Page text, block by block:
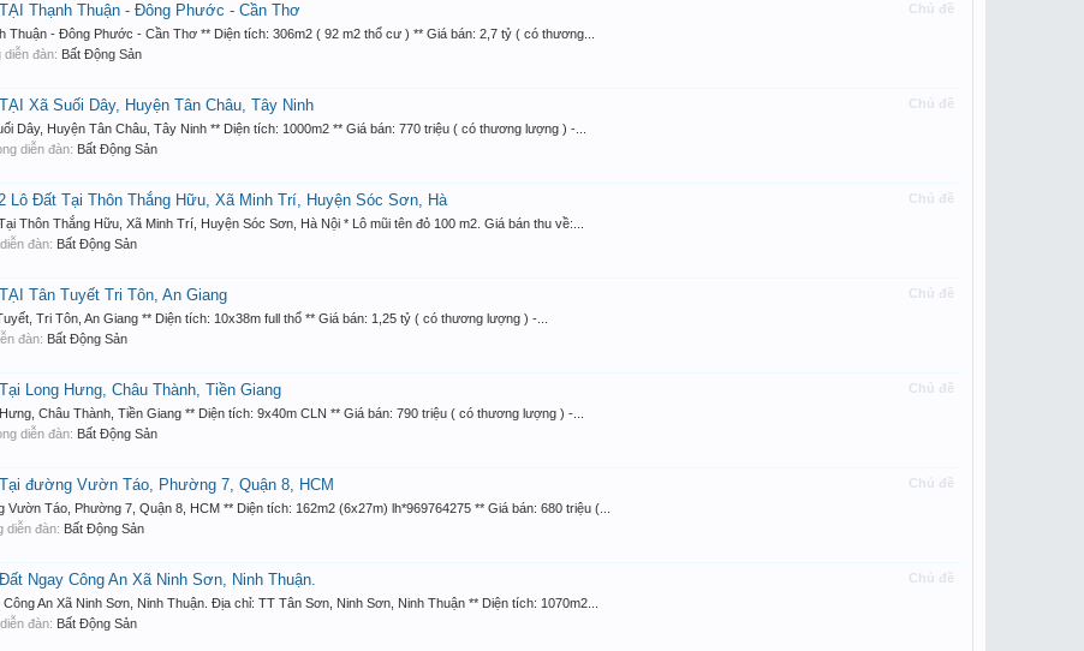
Chủ đề
Thạnh Thuận - Đông Phước - Cần Thơ
- Đông Phước - Cần Thơ ** Diện tích: 306m2 ( 92 m2 thổ cư ) ** Giá bán: 2,7 tỷ ( có thương...
diễn đàn: Bất Động Sản
Chủ đề
Xã Suối Dây, Huyện Tân Châu, Tây Ninh
Dây, Huyện Tân Châu, Tây Ninh ** Diện tích: 1000m2 ** Giá bán: 770 triệu ( có thương lượng ) -...
diễn đàn: Bất Động Sản
Chủ đề
Lô Đất Tại Thôn Thắng Hữu, Xã Minh Trí, Huyện Sóc Sơn, Hà
Thôn Thắng Hữu, Xã Minh Trí, Huyện Sóc Sơn, Hà Nội * Lô mũi tên đỏ 100 m2. Giá bán thu về:...
đàn: Bất Động Sản
Chủ đề
Tân Tuyết Tri Tôn, An Giang
Tri Tôn, An Giang ** Diện tích: 10x38m full thổ ** Giá bán: 1,25 tỷ ( có thương lượng ) -...
đàn: Bất Động Sản
Chủ đề
Long Hưng, Châu Thành, Tiền Giang
Châu Thành, Tiền Giang ** Diện tích: 9x40m CLN ** Giá bán: 790 triệu ( có thương lượng ) -...
diễn đàn: Bất Động Sản
Chủ đề
đường Vườn Táo, Phường 7, Quận 8, HCM
Táo, Phường 7, Quận 8, HCM ** Diện tích: 162m2 (6x27m) lh*969764275 ** Giá bán: 680 triệu (...
diễn đàn: Bất Động Sản
Chủ đề
Ngay Công An Xã Ninh Sơn, Ninh Thuận.
An Xã Ninh Sơn, Ninh Thuận. Địa chỉ: TT Tân Sơn, Ninh Sơn, Ninh Thuận ** Diện tích: 1070m2...
đàn: Bất Động Sản